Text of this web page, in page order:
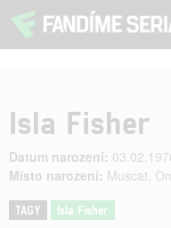
Isla Fisher
Datum narození:
Místo narození: Muscat,
TAGY Isla Fisher